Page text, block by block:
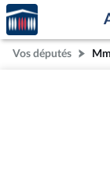
Aller au contenu
Aller en bas de la
Accèder
à la
page
d'accueil
Vos députés